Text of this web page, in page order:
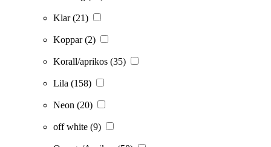
Klar(21)
Koppar(2)
Korall/aprikos (35)
Lila (158)
Neon (20)
off white (9)